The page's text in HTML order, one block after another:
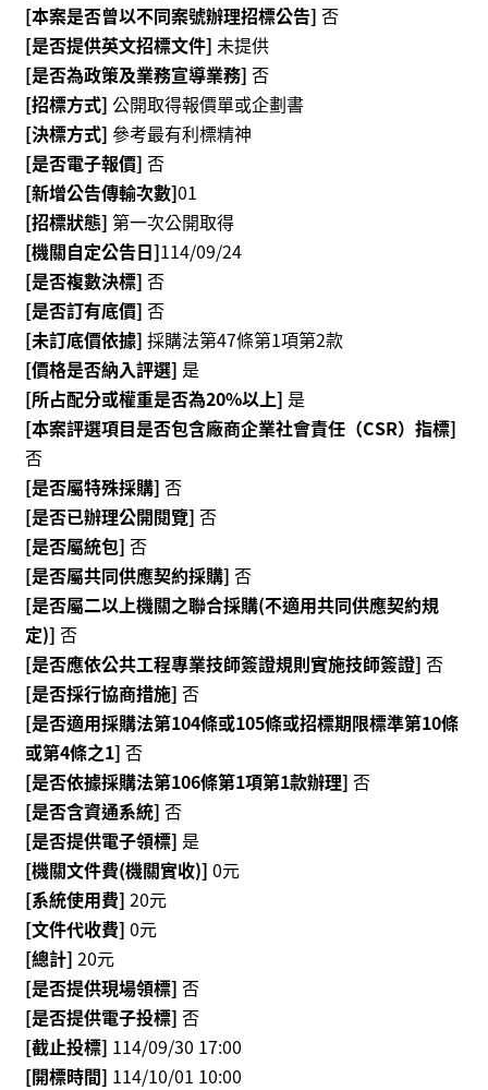
便
民
服
務
資
訊
公
開
隱
私
宣
告
資
訊
安
全
網
站
資
料
開
放
宣
告
版
權
宣
告
雙
語
詞
彙
聯
絡
我
們
[本案是否曾以不同案號辦理招標公告] 否
[是否提供英文招標文件] 未提供
[是否為政策及業務宣導業務] 否
[招標方式] 公開取得報價單或企劃書
[決標方式] 參考最有利標精神
[是否電子報價] 否
[新增公告傳輸次數]01
[招標狀態] 第一次公開取得
[機關自定公告日]114/09/24
[是否複數決標] 否
[是否訂有底價] 否
[未訂底價依據] 採購法第47條第1項第2款
[價格是否納入評選] 是
[所占配分或權重是否為20%以上] 是
[本案評選項目是否包含廠商企業社會責任（CSR）指標]
否
[是否屬特殊採購] 否
[是否已辦理公開閱覽] 否
[是否屬統包] 否
[是否屬共同供應契約採購] 否
[是否屬二以上機關之聯合採購(不適用共同供應契約規
定)] 否
[是否應依公共工程專業技師簽證規則實施技師簽證] 否
[是否採行協商措施] 否
[是否適用採購法第104條或105條或招標期限標準第10條
或第4條之1] 否
[是否依據採購法第106條第1項第1款辦理] 否
[是否含資通系統] 否
[是否提供電子領標] 是
[機關文件費(機關實收)] 0元
[系統使用費] 20元
[文件代收費] 0元
[總計] 20元
[是否提供現場領標] 否
[是否提供電子投標] 否
[截止投標] 114/09/30 17:00
[開標時間] 114/10/01 10:00